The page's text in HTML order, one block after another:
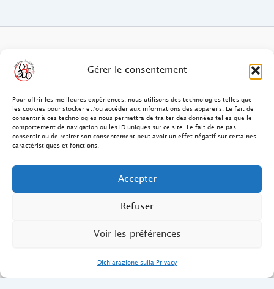
Gérer le consentement
Pour offrir les meilleures expériences, nous utilisons des technologies telles que
les cookies pour stocker et/ou accéder aux informations des appareils. Le fait de
consentir à ces technologies nous permettra de traiter des données telles que le
comportement de navigation ou les ID uniques sur ce site. Le fait de ne pas
consentir ou de retirer son consentement peut avoir un effet négatif sur certaines
caractéristiques et fonctions.
Accepter
Refuser
Voir les préférences
Dichiarazione sulla Privacy
Contact
FAQ Ostéopathie Humaine
Mentions Légales